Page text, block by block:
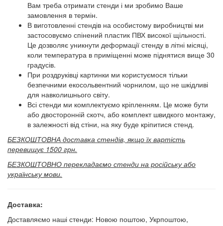
Вам треба отримати стенди і ми зробимо Ваше
замовлення в термін.
В виготовленні стендів на особистому виробництві ми
застосовуємо спінений пластик ПВХ високої щільності.
Це дозволяє уникнути деформації стенду в літні місяці,
коли температура в приміщенні може піднятися вище 30
градусів.
При роздруківці картинки ми користуємося тільки
безпечними екосольвентний чорнилом, що не шкідливі
для навколишнього світу.
Всі стенди ми комплектуємо кріпленням. Це може бути
або двосторонній скотч, або комплект швидкого монтажу,
в залежності від стіни, на яку буде кріпитися стенд.
БЕЗКОШТОВНА доставка стендів, якщо їх вартість
перевищує 1500 грн.
БЕЗКОШТОВНО перекладаємо стенди на російську або
українську мови.
Доставка:
Доставляємо наші стенди: Новою поштою, Укрпоштою,